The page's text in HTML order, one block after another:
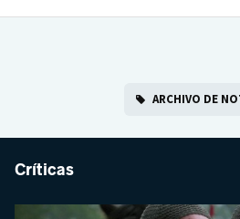
ARCHIVO DE
Críticas